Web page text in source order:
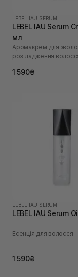
LEBEL IAU SERUM
LEBEL IAU Serum
мл
Аромакрем для
розгладження
1 590₴
LEBEL IAU SERUM
LEBEL IAU Serum
Есенція для волосся
1 590₴